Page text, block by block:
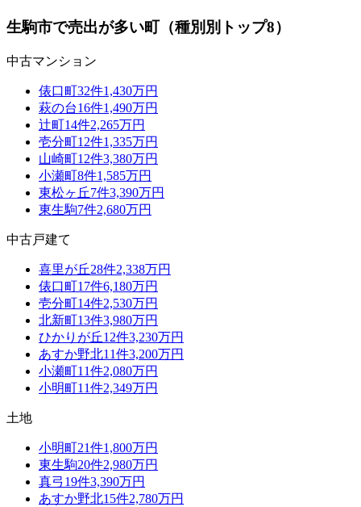
生駒市で売出が多い町（種別別トップ8）
中古マンション
俵口町32件1,430万円
萩の台16件1,490万円
辻町14件2,265万円
壱分町12件1,335万円
山崎町12件3,380万円
小瀬町8件1,585万円
東松ヶ丘7件3,390万円
東生駒7件2,680万円
中古戸建て
喜里が丘28件2,338万円
俵口町17件6,180万円
壱分町14件2,530万円
北新町13件3,980万円
ひかりが丘12件3,230万円
あすか野北11件3,200万円
小瀬町11件2,080万円
小明町11件2,349万円
土地
小明町21件1,800万円
東生駒20件2,980万円
真弓19件3,390万円
あすか野北15件2,780万円